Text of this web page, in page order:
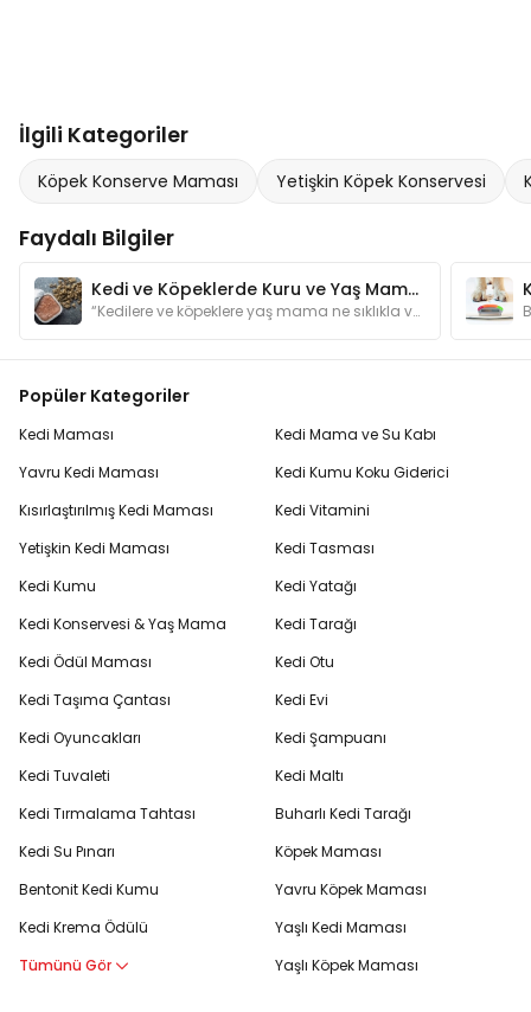
İlgili Kategoriler
Köpek Konserve Maması Yetişkin Köpek Konservesi
Faydalı Bilgiler
Kedi ve Köpeklerde Kuru ve Yaş Mama Dengesi Nasıl Olmalı?
“Kedilere ve köpeklere yaş mama ne sıklıkla verilmeli?” sorusunun yanıtları yazımızda.
Popüler Kategoriler
Kedi Maması
Yavru Kedi Maması
Kısırlaştırılmış Kedi Maması
Yetişkin Kedi Maması
Kedi Kumu
Kedi Konservesi & Yaş Mama
Kedi Ödül Maması
Kedi Taşıma Çantası
Kedi Oyuncakları
Kedi Tuvaleti
Kedi Tırmalama Tahtası
Kedi Su Pınarı
Bentonit Kedi Kumu
Kedi Krema Ödülü
Tümünü Gör
Kedi Mama ve Su Kabı
Kedi Kumu Koku Giderici
Kedi Vitamini
Kedi Tasması
Kedi Yatağı
Kedi Tarağı
Kedi Otu
Kedi Evi
Kedi Şampuanı
Kedi Maltı
Buharlı Kedi Tarağı
Köpek Maması
Yavru Köpek Maması
Yaşlı Kedi Maması
Yaşlı Köpek Maması